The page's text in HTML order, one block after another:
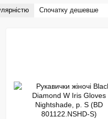
Спочатку дешевше